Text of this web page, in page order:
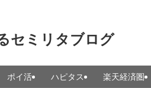
セミリタブログ
ポイ活 ハピタス 楽天経済圏